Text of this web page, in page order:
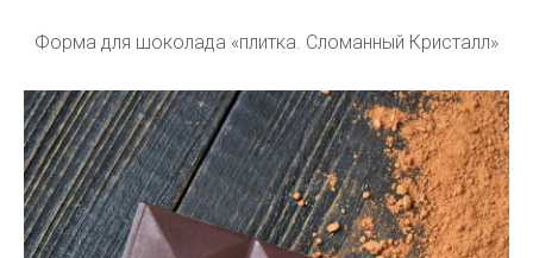
Форма для шоколада «плитка. Сломанный Кристалл»